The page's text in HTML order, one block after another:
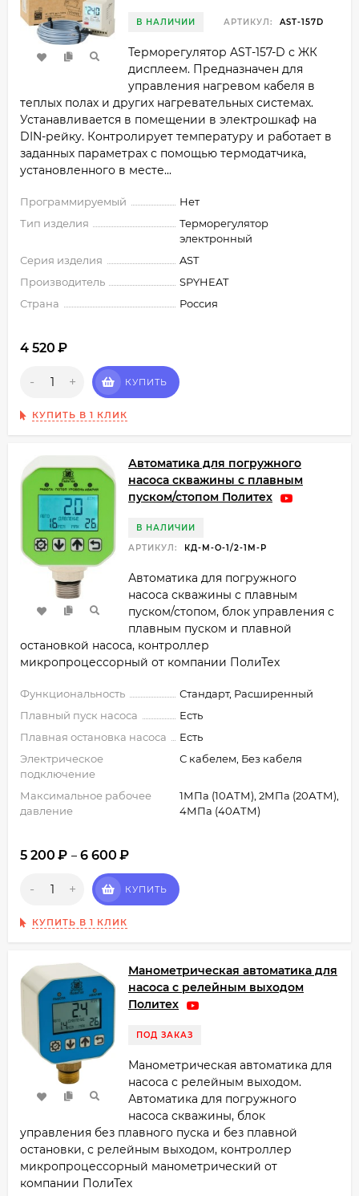
В НАЛИЧИИ АРТИКУЛ: AST-157D
Терморегулятор AST-157-D с ЖК
дисплеем. Предназначен для
управления нагревом кабеля в
теплых полах и других нагревательных системах.
Устанавливается в помещении в электрошкаф на
DIN-рейку. Контролирует температуру и работает в
заданных параметрах с помощью термодатчика,
установленного в месте...
Программируемый
Нет
Тип изделия
Терморегулятор
электронный
Серия изделия
AST
Производитель
SPYHEAT
Страна
Россия
4 520 ₽
- + КУПИТЬ
КУПИТЬ В 1 КЛИК
Автоматика для погружного
насоса скважины с плавным
пуском/стопом Политех
В НАЛИЧИИ
АРТИКУЛ:
КД-М-О-1/2-1М-Р
Автоматика для погружного
насоса скважины с плавным
пуском/стопом, блок управления с
плавным пуском и плавной
остановкой насоса, контроллер
микропроцессорный от компании ПолиТех
Функциональность
Стандарт, Расширенный
Плавный пуск насоса
Есть
Плавная остановка насоса
Есть
Электрическое
подключение
С кабелем, Без кабеля
Максимальное рабочее
давление
1МПа (10АТМ), 2МПа (20АТМ),
4МПа (40АТМ)
5 200 ₽ – 6 600 ₽
- + КУПИТЬ
КУПИТЬ В 1 КЛИК
Манометрическая автоматика для
насоса с релейным выходом
Политех
ПОД ЗАКАЗ
Манометрическая автоматика для
насоса с релейным выходом.
Автоматика для погружного
насоса скважины, блок
управления без плавного пуска и без плавной
остановки, с релейным выходом, контроллер
микропроцессорный манометрический от
компании ПолиТех